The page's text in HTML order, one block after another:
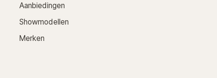
Aanbiedingen
Showmodellen
Merken